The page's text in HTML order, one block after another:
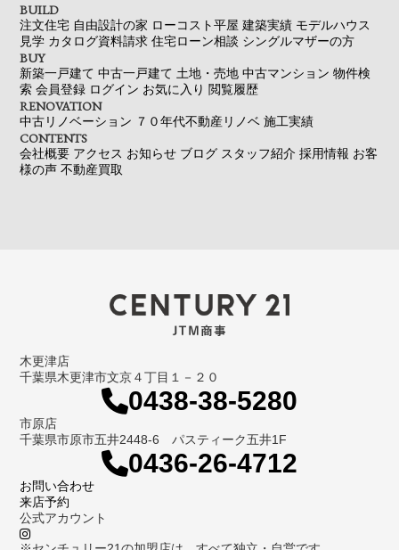
BUILD
注文住宅 自由設計の家 ローコスト平屋 建築実績 モデルハウス
見学 カタログ資料請求 住宅ローン相談 シングルマザーの方
BUY
新築一戸建て 中古一戸建て 土地・売地 中古マンション 物件検
索 会員登録 ログイン お気に入り 閲覧履歴
RENOVATION
中古リノベーション ７０年代不動産リノベ 施工実績
CONTENTS
会社概要 アクセス お知らせ ブログ スタッフ紹介 採用情報 お客
様の声 不動産買取
木更津店
千葉県木更津市文京４丁目１－２０
0438-38-5280
市原店
千葉県市原市五井2448-6 パスティーク五井1F
0436-26-4712
お問い合わせ
来店予約
公式アカウント